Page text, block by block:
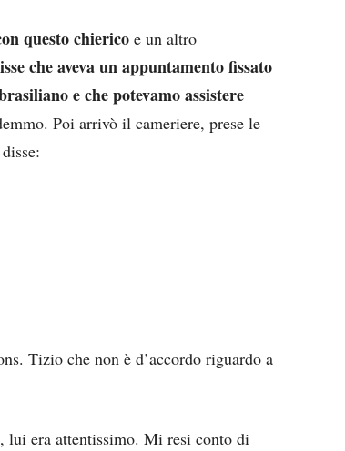
questo chierico e un altro
che aveva un appuntamento fissato
e che potevamo assistere
Poi arrivò il cameriere, prese le
Tizio che non è d’accordo riguardo a
lui era attentissimo. Mi resi conto di